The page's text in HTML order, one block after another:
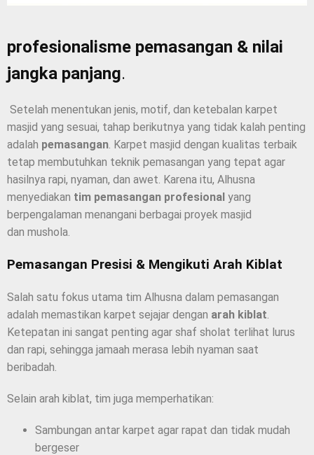
profesionalisme pemasangan & nilai
jangka panjang.
Setelah menentukan jenis, motif, dan ketebalan karpet
masjid yang sesuai, tahap berikutnya yang tidak kalah penting
adalah pemasangan . Karpet masjid dengan kualitas terbaik
tetap membutuhkan teknik pemasangan yang tepat agar
hasilnya rapi, nyaman, dan awet. Karena itu, Alhusna
menyediakan tim pemasangan profesional yang
berpengalaman menangani berbagai proyek masjid
dan mushola.
Pemasangan Presisi & Mengikuti Arah Kiblat
Salah satu fokus utama tim Alhusna dalam pemasangan
adalah memastikan karpet sejajar dengan arah kiblat
Ketepatan ini sangat penting agar shaf sholat terlihat lurus
dan rapi, sehingga jamaah merasa lebih nyaman saat
beribadah.
Selain arah kiblat, tim juga memperhatikan:
Sambungan antar karpet agar rapat dan tidak mudah
bergeser